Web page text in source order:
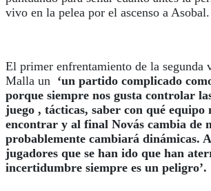
vivo en la pelea por el ascenso a Asobal.
El primer enfrentamiento de la segunda
Malla un ‘un partido complicado
porque siempre nos gusta controlar
juego , tácticas, saber con qué equipo
encontrar y al final Novás cambia de
probablemente cambiará dinámicas.
jugadores que se han ido que han
incertidumbre siempre es un peligro’.